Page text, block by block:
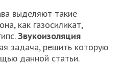
выделяют такие
как газосиликат,
Звукоизоляция
задача, решить которую
данной статьи.